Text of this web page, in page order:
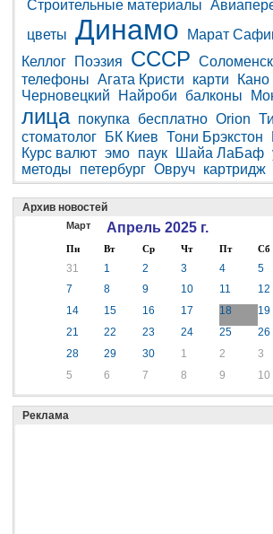
Строительные материалы
цветы Динамо Марат
Келлог
Поэзия СССР
телефоны Агата Кристи карти Кано
Черновецкий
Найроби балконы
лица покупка бесплатно Orion
стоматолог
БК Киев Тони Брэкстон
Курс валют эмо паук Шайа ЛаБаф
методы
петербург Овруч картридж
Архив новостей
Март Апрель 2025 г.
Пн Вт Ср Чт Пт Сб
31 1 2 3 4 5
7
8 9 10 11 12
14
15 16 17 18 19
21
22 23 24 25 26
28
29 30 1 2 3
5
6 7 8 9 10
Реклама